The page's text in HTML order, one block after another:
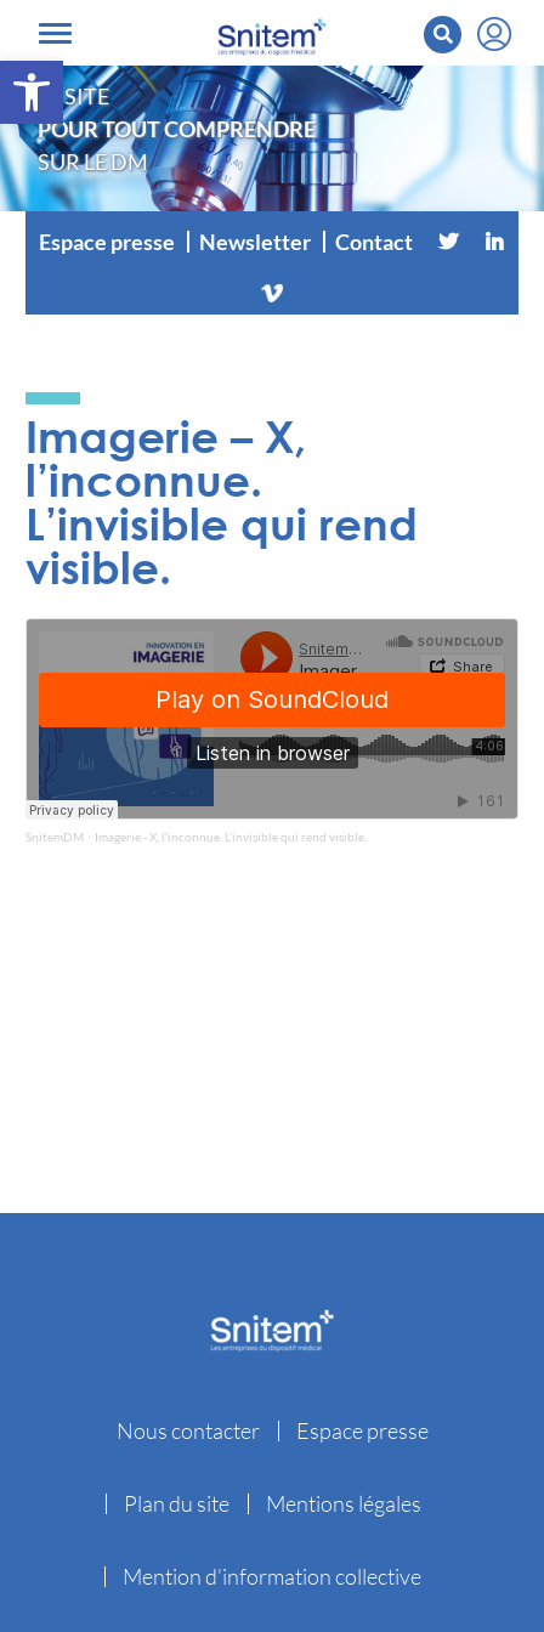
Ouvrir la barre d’outils
LE SITE
POUR TOUT COMPRENDRE
SUR LE DM
Espace presse Newsletter Contact
Imagerie – X,
l’inconnue.
L’invisible qui rend
visible.
SnitemDM · Imagerie - X, l’inconnue. L’invisible qui rend visible.
Nous contacter Espace presse
Plan du site Mentions légales
Mention d’information collective